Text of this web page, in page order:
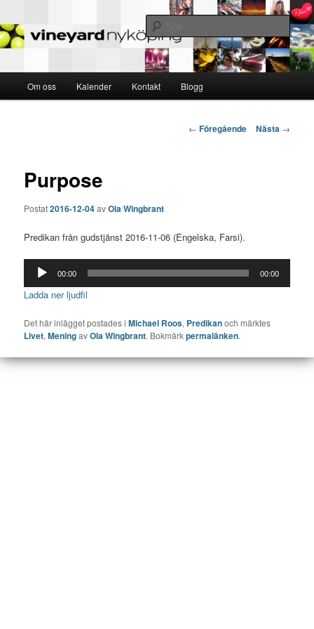
Nyköping Vineyard
MED VARANDRA – FÖR ANDRA – TILL GUD
Sök
Hoppa
Om oss Kalender Kontakt Blogg
Inläggsnavigering
← Föregående Nästa →
Purpose
Postat2016-12-04avOla Wingbrant
Predikan från gudstjänst 2016-11-06 (Engelska, Farsi).
Ljudspelare
00:00 00:00
Ladda ner ljudfil
Det här inlägget postades iMichael Roos, Predikanoch märktes
Livet,MeningavOla Wingbrant. Bokmärkpermalänken.